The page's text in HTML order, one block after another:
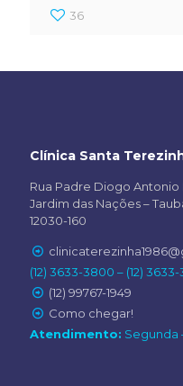
36
Clínica Santa
Rua Padre Diogo Antonio
Jardim das Nações –
12030-160
(12) 3633-3800 – (12) 3633-
(12) 99767-1949
Como chegar!
Atendimento: Segunda